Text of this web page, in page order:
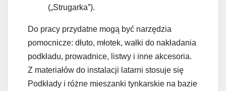
(„Strugarka”).
Do pracy przydatne mogą być narzędzia
pomocnicze: dłuto, młotek, wałki do nakładania
podkładu, prowadnice, listwy i inne akcesoria.
Z materiałów do instalacji latarni stosuje się
Podkłady i różne mieszanki tynkarskie na bazie